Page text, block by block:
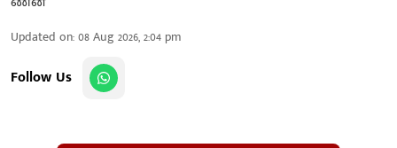
Updated on:08 Aug 2026, 2:04 pm
Follow Us